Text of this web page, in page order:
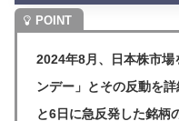
2024年8月、日本株市
ンデー」とその反動を
と6日に急反発した銘柄